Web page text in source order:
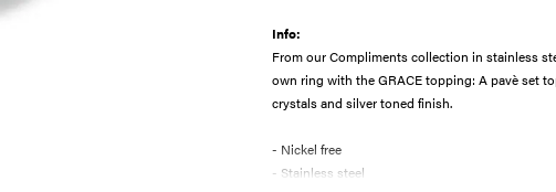
Info:
From our Compliments collection in stainless
own ring with the GRACE topping: A pavè set
crystals and silver toned finish.
- Nickel free
- Stainless steel